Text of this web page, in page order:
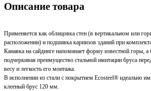
Описание товара
Применяется как облицовка стен (в вертикальном или
расположении) и подшивка карнизов зданий при
Канавка на сайдинге напоминает форму известной горы, а
подчеркивая преимущество стальной имитации бруса
весу и легкость его монтажа.
В исполнении из стали с покрытием Ecosteel® идеально
клееный брус 120 мм.